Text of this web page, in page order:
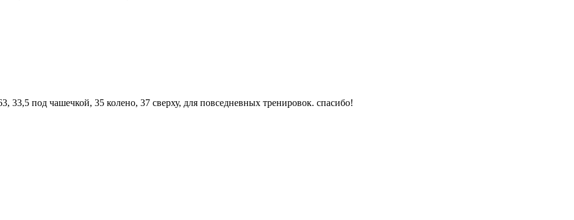
33,5 под чашечкой, 35 колено, 37 сверху, для повседневных тренировок. спасибо!